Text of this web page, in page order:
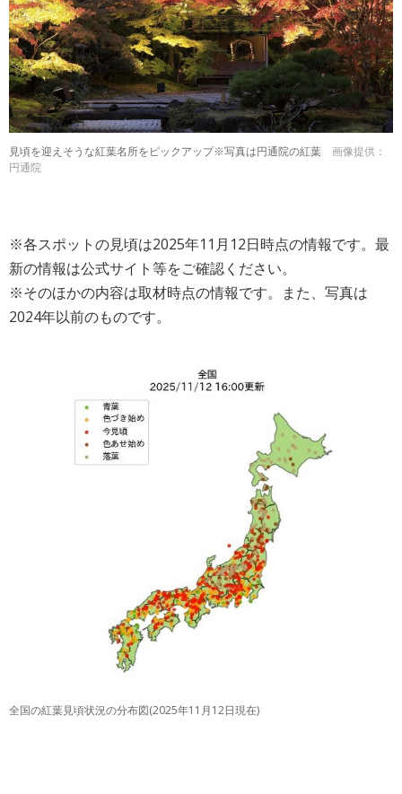
見頃を迎えそうな紅葉名所をピックアップ※写真は円通院の紅葉
画像提供：
円通院
※各スポットの見頃は2025年11月12日時点の情報です。最
新の情報は公式サイト等をご確認ください。
※そのほかの内容は取材時点の情報です。また、写真は
2024年以前のものです。
全国の紅葉見頃状況の分布図(2025年11月12日現在)